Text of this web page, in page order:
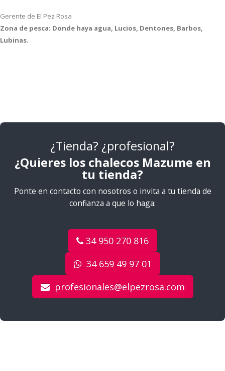
Gerente de El Pez Rosa
Zona de pesca: Donde haya agua, Lucios, Dentones, Barbos,
Lubinas.
¿Tienda? ¿profesional?
¿Quieres los chalecos Mazume en
tu tienda?
Ponte en contacto con nosotros o invita a tu tienda de
confianza a que lo haga:
34 950 270 816
34 659 49 97 01
profesionales@elpezrosa.com